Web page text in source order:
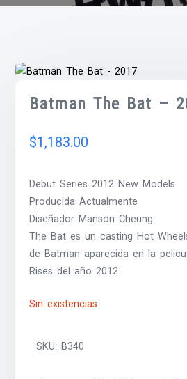
Batman The Bat –
$1,183.00
Debut Series 2012 New Models
Producida Actualmente
Diseñador Manson Cheung
The Bat es un casting Hot
de Batman aparecida en la
Rises del año 2012
Sin existencias
SKU: B340